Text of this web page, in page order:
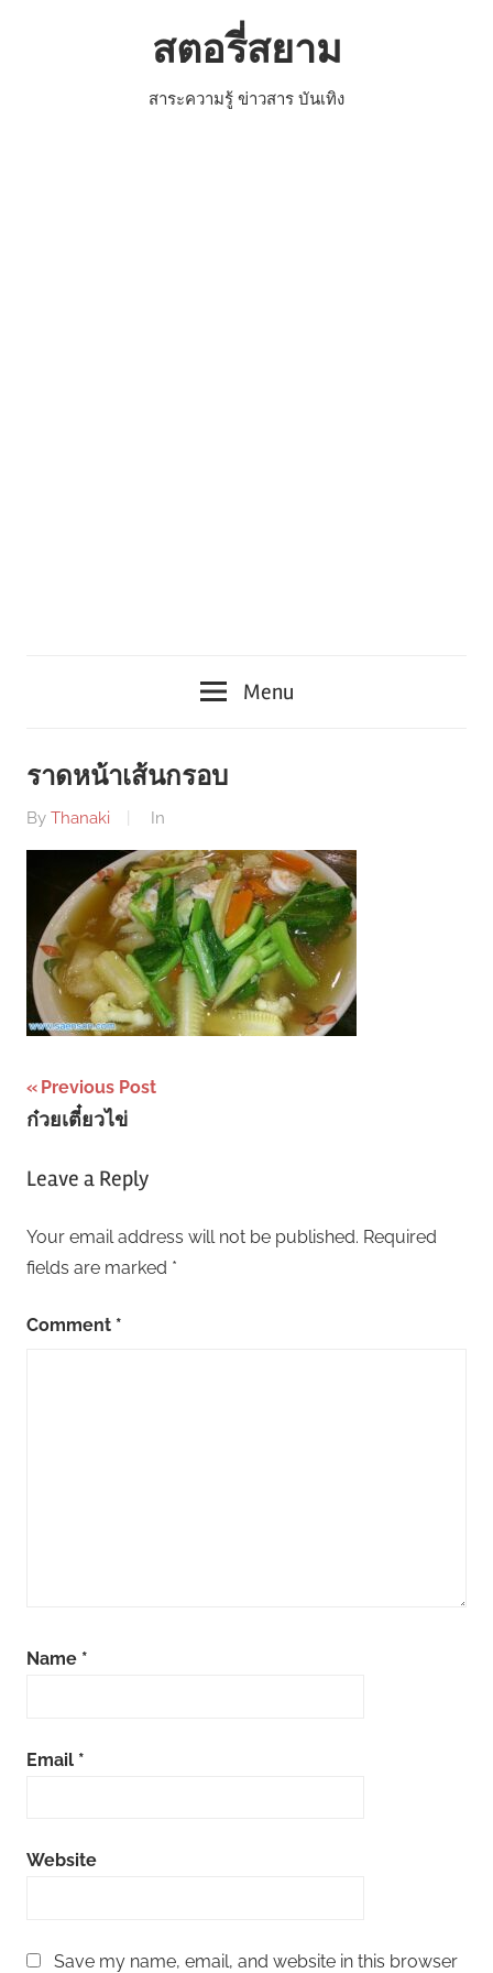
สตอรี่สยาม
สาระความรู้ ข่าวสาร บันเทิง
Menu
ราดหน้าเส้นกรอบ
By Thanaki In
Post
navigation
Previous Post
ก๋วยเตี๋ยวไข่
Leave a Reply
Your email address will not be published. Required
fields are marked *
Comment *
Name *
Email *
Website
Save my name, email, and website in this browser